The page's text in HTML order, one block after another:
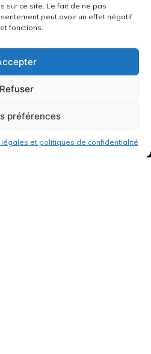
sur ce site. Le fait de ne pas
peut avoir un effet négatif
fonctions.
Refuser
préférences
légales et politiques de confidentialité